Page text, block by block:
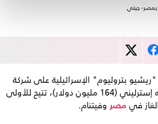
بمصر- جيتي
بتروليوم" الإسرائيلية على شركة
"فاروس إنرجي" البريطانية في صفقة تبلغ 124.3 مليون جنيه إسترليني (164 مليون دولار)، تتيح للأولى
في مصر وفيتنام.